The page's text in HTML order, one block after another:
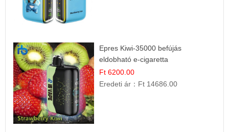
Epres Kiwi-35000 befújás
eldobható e-cigaretta
Ft 6200.00
Eredeti ár： Ft 14686.00